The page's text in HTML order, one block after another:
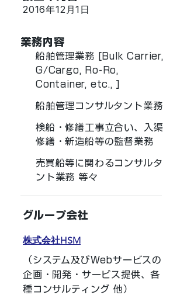
2016年12月1日
業務内容
船舶管理業務 [Bulk Carrier,
G/Cargo, Ro-Ro,
Container, etc., ]
船舶管理コンサルタント業務
検船・修繕工事立合い、入渠
修繕・新造船等の監督業務
売買船等に関わるコンサルタ
ント業務 等々
グループ会社
株式会社HSM
（システム及びWebサービスの
企画・開発・サービス提供、各
種コンサルティング 他）